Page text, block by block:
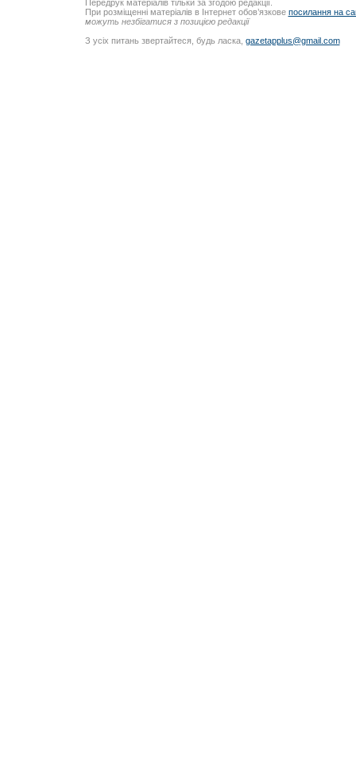
Передрук матеріалів тільки за згодою редакції.
При розміщенні матеріалів в Інтернет обов’язкове посилання на
можуть незбігатися з позицією редакції
З усіх питань звертайтеся, будь ласка, gazetapplus@gmail.com